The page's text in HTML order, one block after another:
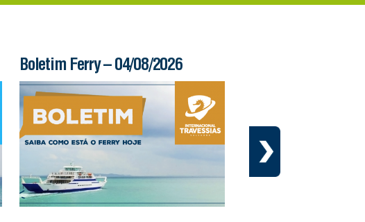
Boletim Ferry – 04/08/2026